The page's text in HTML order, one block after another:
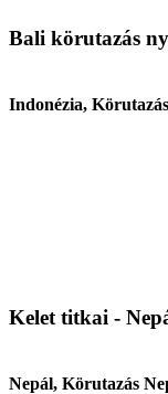
Bali körutazás
Indonézia,
Kelet titkai -
Nepál, Körutazás